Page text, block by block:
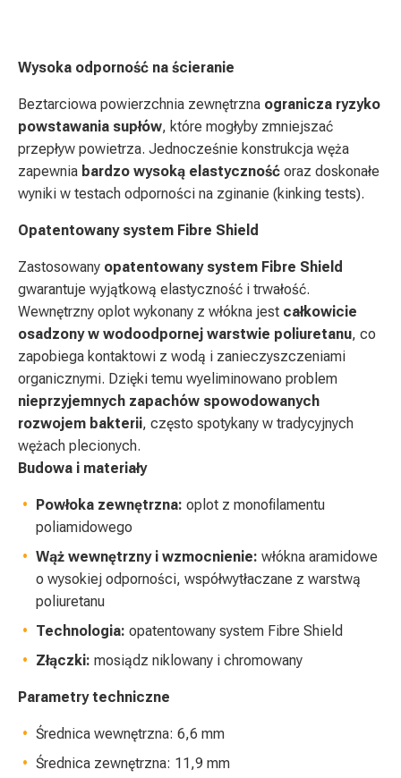
Wysoka odporność na ścieranie
Beztarciowa powierzchnia zewnętrzna ogranicza ryzyko
powstawania supłów, które mogłyby zmniejszać
przepływ powietrza. Jednocześnie konstrukcja węża
zapewnia bardzo wysoką elastyczność oraz doskonałe
wyniki w testach odporności na zginanie (kinking tests).
Opatentowany system Fibre Shield
Zastosowany opatentowany system Fibre Shield
gwarantuje wyjątkową elastyczność i trwałość.
Wewnętrzny oplot wykonany z włókna jest całkowicie
osadzony w wodoodpornej warstwie poliuretanu, co
zapobiega kontaktowi z wodą i zanieczyszczeniami
organicznymi. Dzięki temu wyeliminowano problem
nieprzyjemnych zapachów spowodowanych
rozwojem bakterii, często spotykany w tradycyjnych
wężach plecionych.
Budowa i materiały
Powłoka zewnętrzna: oplot z monofilamentu
poliamidowego
Wąż wewnętrzny i wzmocnienie: włókna aramidowe
o wysokiej odporności, współwytłaczane z warstwą
poliuretanu
Technologia: opatentowany system Fibre Shield
Złączki: mosiądz niklowany i chromowany
Parametry techniczne
Średnica wewnętrzna: 6,6 mm
Średnica zewnętrzna: 11,9 mm